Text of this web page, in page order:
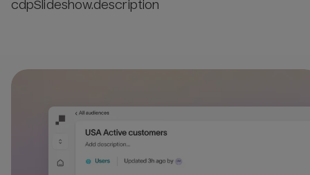
cdpSlideshow.description